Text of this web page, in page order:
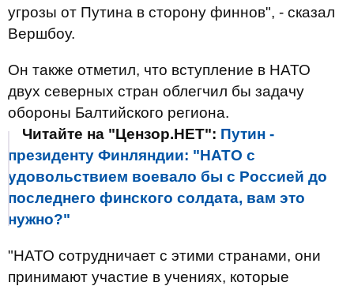
угрозы от Путина в сторону финнов", - сказал
Вершбоу.
Он также отметил, что вступление в НАТО
двух северных стран облегчил бы задачу
обороны Балтийского региона.
Читайте на "Цензор.НЕТ": Путин -
президенту Финляндии: "НАТО с
удовольствием воевало бы с Россией до
последнего финского солдата, вам это
нужно?"
"НАТО сотрудничает с этими странами, они
принимают участие в учениях, которые